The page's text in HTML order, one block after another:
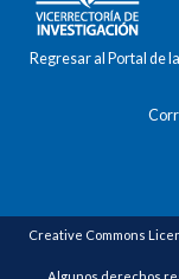
Regresar al Portal de
Creative Commons